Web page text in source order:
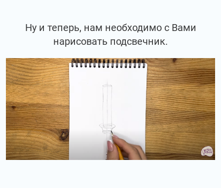
Ну и теперь, нам необходимо с Вами
нарисовать подсвечник.